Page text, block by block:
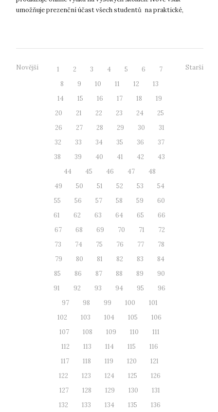
umožňuje prezenční účast všech studentů na praktické,
Novější 1 2 3 4 5 6
7
8
9 10 11 12
13
14
15 16 17 18
19
20
21 22 23 24
25
26
27 28 29 30
31
32
33 34 35 36
37
38
39 40 41 42
43
44
45 46 47
48
49
50 51 52 53
54
55
56 57 58 59
60
61
62 63 64 65
66
67
68 69 70 71
72
73
74 75 76 77
78
79
80 81 82 83
84
85
86 87 88 89
90
91
92 93 94 95
96
97
98 99 100
101
102
103 104 105
106
107
108 109 110
111
112
113 114 115
116
117
118 119 120
121
122
123 124 125
126
127
128 129 130
131
132
133 134 135
136
Starší